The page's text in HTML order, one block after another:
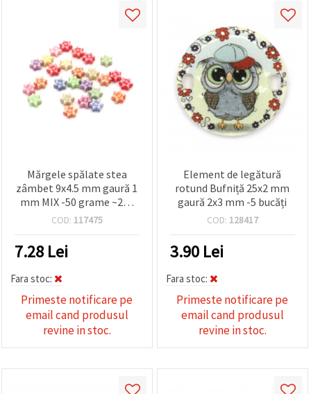
Mărgele spălate stea
zâmbet 9x4.5 mm gaură 1
mm MIX -50 grame ~240
bucăți
COD: 117475
7.28 Lei
Fara stoc:
Primeste notificare pe
email cand produsul
revine in stoc.
Element de legătură
rotund Bufniță 25x2 mm
gaură 2x3 mm -5 bucăți
COD: 128417
3.90 Lei
Fara stoc:
Primeste notificare pe
email cand produsul
revine in stoc.